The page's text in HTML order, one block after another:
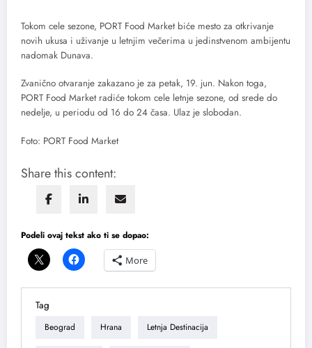
Tokom cele sezone, PORT Food Market biće mesto za otkrivanje
novih ukusa i uživanje u letnjim večerima u jedinstvenom ambijentu
nadomak Dunava.
Zvanično otvaranje zakazano je za petak, 19. jun. Nakon toga,
PORT Food Market radiće tokom cele letnje sezone, od srede do
nedelje, u periodu od 16 do 24 časa. Ulaz je slobodan.
Foto: PORT Food Market
Share this content:
Podeli ovaj tekst ako ti se dopao:
More
Tag
Beograd Hrana Letnja Destinacija